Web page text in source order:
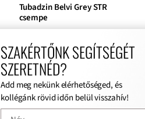
Tubadzin Belvi Grey STR
csempe
KOSÁRBA TESZEM
Akció!
SZAKÉRTŐNK SEGÍTSÉGÉT
SZERETNÉD?
Add meg nekünk elérhetőséged, és
kollégánk rövid időn belül visszahív!